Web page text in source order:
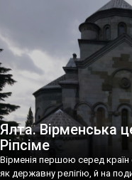
називаються «повстяками»
виробляє відмінне вино і
легке біле і дуже […]
Ялта. Вірменська
Ріпсіме
Вірменія першою серед країн
як державну релігію, й на